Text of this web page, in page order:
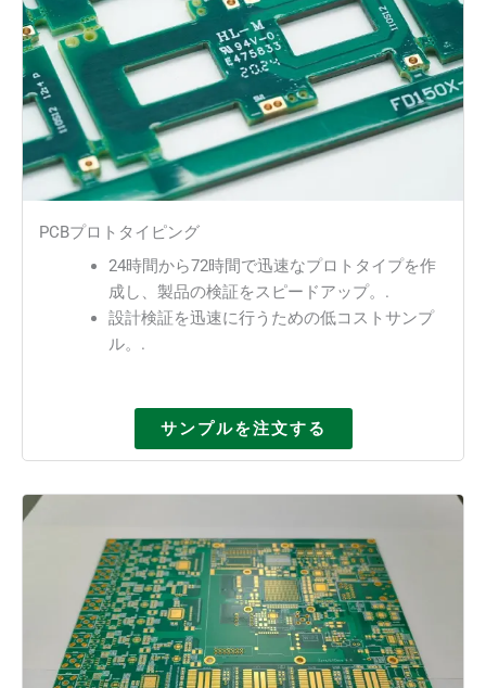
PCBプロトタイピング
24時間から72時間で迅速なプロトタイプを作
成し、製品の検証をスピードアップ。.
設計検証を迅速に行うための低コストサンプ
ル。.
サンプルを注文する